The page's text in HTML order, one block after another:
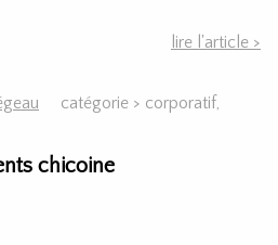
lire l'article >
catégorie > corporatif,
chicoine